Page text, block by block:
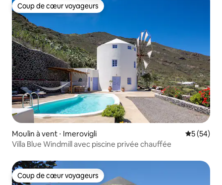
Coup de cœur voyageurs
Coup de cœur voyageurs
Moulin à vent ⋅ Imerovigli
5 (54)
Villa Blue Windmill avec piscine privée chauffée
Coup de cœur voyageurs
Coup de cœur voyageurs